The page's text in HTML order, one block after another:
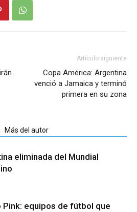
Artículo siguiente
Copa América: Argentina
venció a Jamaica y terminó
primera en su zona
Más del autor
eliminada del Mundial
Pink: equipos de fútbol que